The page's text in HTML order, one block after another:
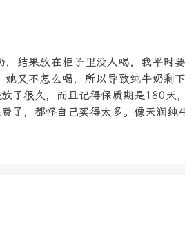
结果放在柜子里没人喝，我平时
又不怎么喝，所以导致纯牛奶剩
了很久，而且记得保质期是180天
了，都怪自己买得太多。像天润纯